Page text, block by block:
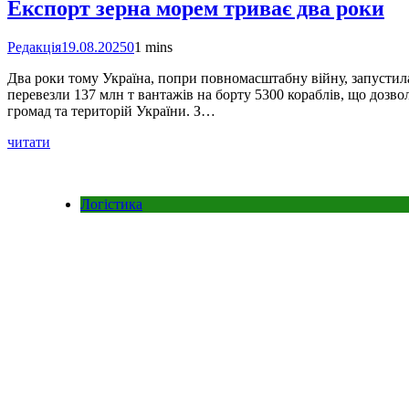
Експорт зерна морем триває два роки
Редакція19.08.202501 mins
Два роки тому Україна, попри повномасштабну війну,
перевезли 137 млн т вантажів на борту 5300 кораблів, що
громад та територій України. З…
читати
Логістика